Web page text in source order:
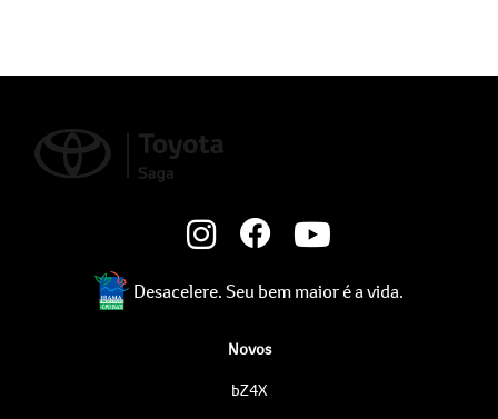
Desacelere. Seu bem maior é a vida.
Novos
bZ4X